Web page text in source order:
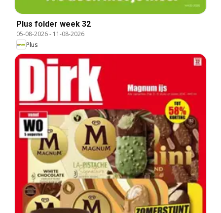
Plus folder week 32
05-08-2026- 11-08-2026
Plus